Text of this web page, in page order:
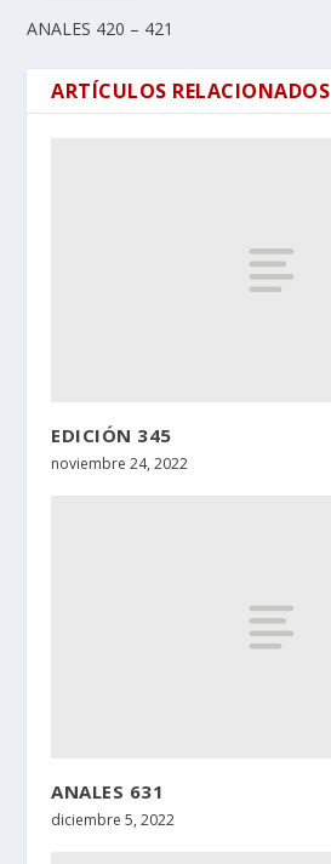
ANALES 420 – 421
ARTÍCULOS RELACIONADOS
EDICIÓN 345
noviembre 24, 2022
ANALES 631
diciembre 5, 2022